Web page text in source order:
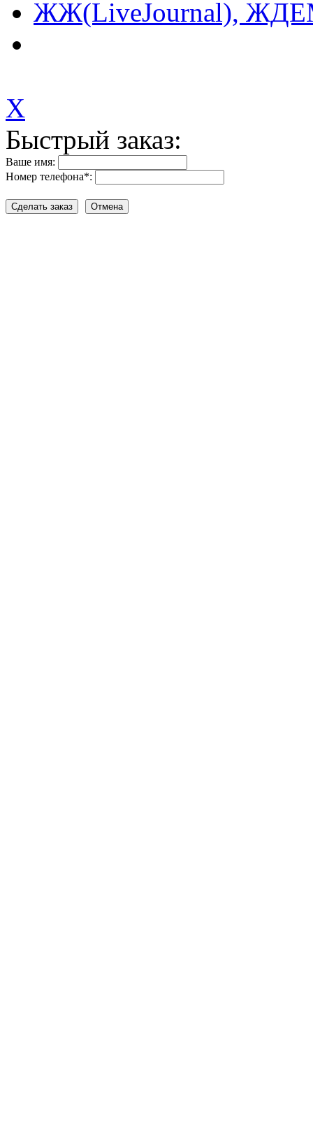
X
Быстрый заказ:
Ваше имя:
Номер телефона*: